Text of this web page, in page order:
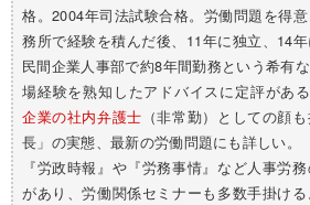
格。2004年司法試験合格。労働問題を得
務所で経験を積んだ後、11年に独立、14年
民間企業人事部で約8年間勤務という希有
場経験を熟知したアドバイスに定評があ
企業の社内弁護士 （非常勤）としての顔
長」の実態、最新の労働問題にも詳しい。
『労政時報』や『労務事情』など人事労
があり、労働関係セミナーも多数手掛け